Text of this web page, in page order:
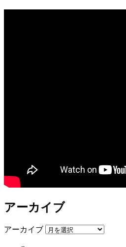
アーカイブ
アーカイブ